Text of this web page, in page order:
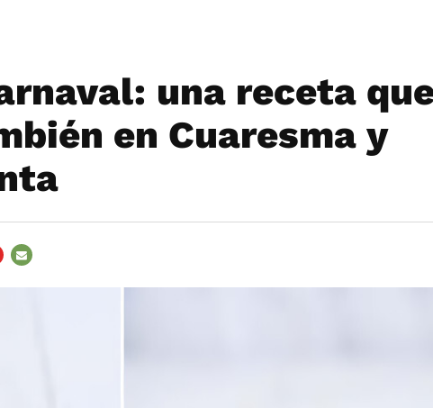
una receta
en Cuaresma y